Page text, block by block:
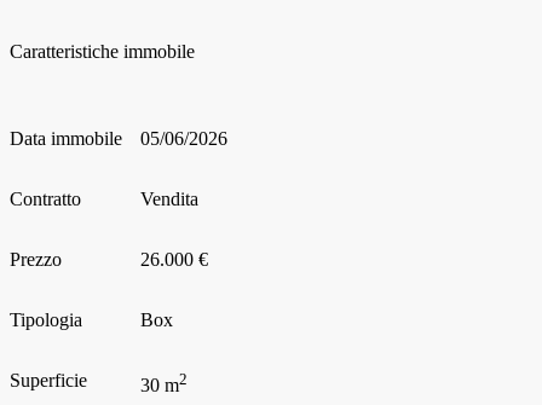
Caratteristiche immobile
Data immobile 05/06/2026
Contratto Vendita
Prezzo 26.000 €
Tipologia Box
Superficie 30 m2